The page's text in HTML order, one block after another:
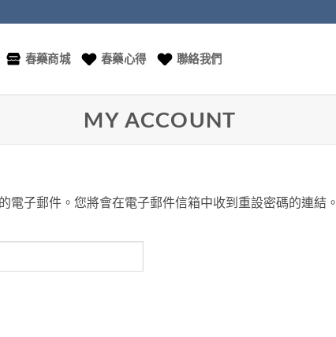
春藥商城 春藥心得 聯絡我們
MY ACCOUNT
電子郵件。您將會在電子郵件信箱中收到重設密碼的連結。